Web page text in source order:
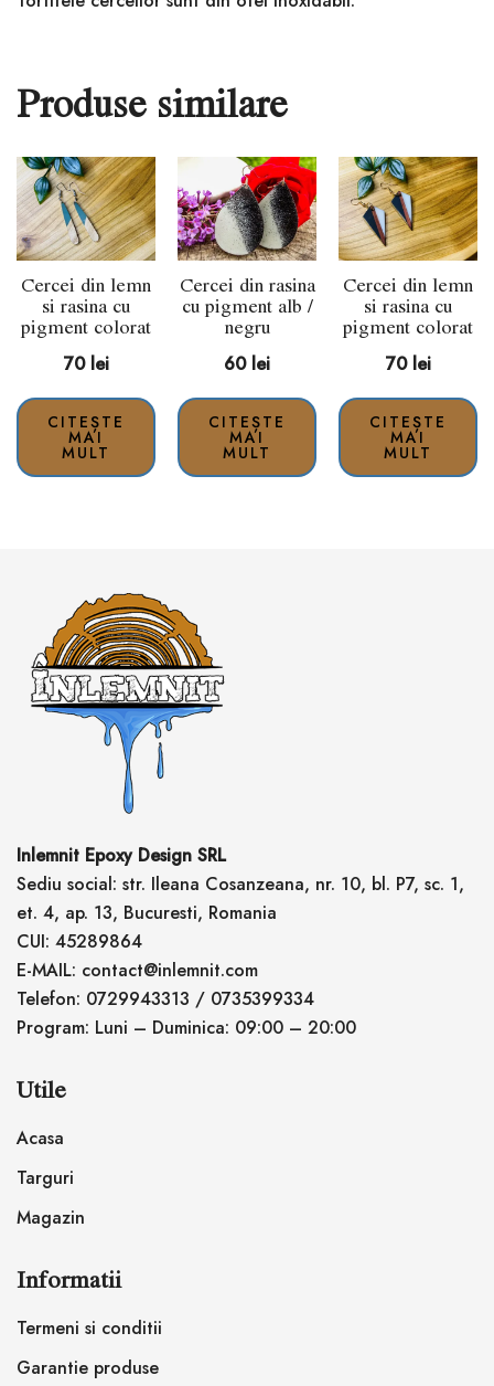
Produse similare
Cercei din lemn
si rasina cu
pigment colorat
70 lei
CITEȘTE
MAI
MULT
Cercei din rasina
cu pigment alb /
negru
60 lei
CITEȘTE
MAI
MULT
Cercei din lemn
si rasina cu
pigment colorat
70 lei
CITEȘTE
MAI
MULT
Inlemnit Epoxy Design SRL
Sediu social: str. Ileana Cosanzeana, nr. 10, bl. P7, sc. 1,
et. 4, ap. 13, Bucuresti, Romania
CUI: 45289864
E-MAIL: contact@inlemnit.com
Telefon: 0729943313 / 0735399334
Program: Luni – Duminica: 09:00 – 20:00
Utile
Acasa
Targuri
Magazin
Informatii
Termeni si conditii
Garantie produse